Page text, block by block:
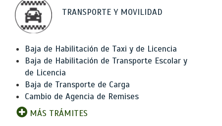
TRANSPORTE Y MOVILIDAD
Baja de Habilitación de Taxi y de Licencia
Baja de Habilitación de Transporte Escolar y
de Licencia
Baja de Transporte de Carga
Cambio de Agencia de Remises
MÁS TRÁMITES